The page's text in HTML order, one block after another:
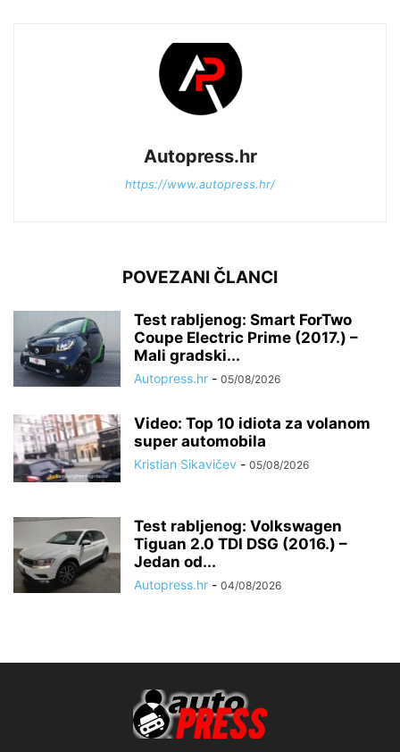
Autopress.hr
https://www.autopress.hr/
POVEZANI ČLANCI
Test rabljenog: Smart ForTwo
Coupe Electric Prime (2017.) –
Mali gradski...
Autopress.hr - 05/08/2026
Video: Top 10 idiota za volanom
super automobila
Kristian Sikavičev - 05/08/2026
Test rabljenog: Volkswagen
Tiguan 2.0 TDI DSG (2016.) –
Jedan od...
Autopress.hr - 04/08/2026